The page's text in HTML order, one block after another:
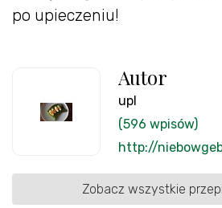
po upieczeniu!
Autor
upl
(596 wpisów)
http://
Zobacz wszystkie